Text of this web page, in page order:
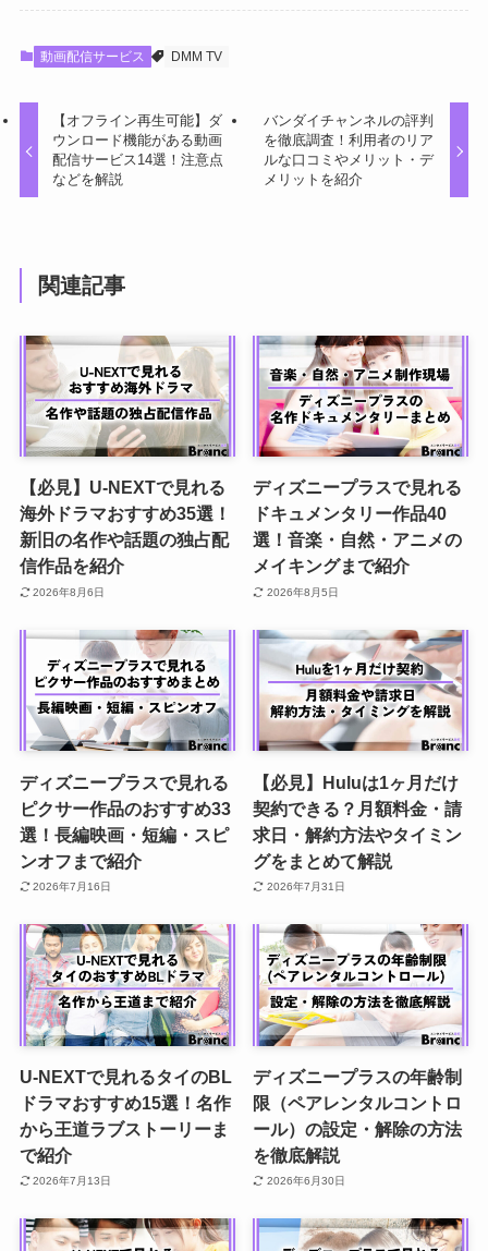
動画配信サービス DMM TV
【オフライン再生可能】ダ
ウンロード機能がある動画
配信サービス14選！注意点
などを解説
バンダイチャンネルの評判
を徹底調査！利用者のリア
ルな口コミやメリット・デ
メリットを紹介
関連記事
【必見】U-NEXTで見れる
海外ドラマおすすめ35選！
新旧の名作や話題の独占配
信作品を紹介
2026年8月6日
ディズニープラスで見れる
ドキュメンタリー作品40
選！音楽・自然・アニメの
メイキングまで紹介
2026年8月5日
ディズニープラスで見れる
ピクサー作品のおすすめ33
選！長編映画・短編・スピ
ンオフまで紹介
2026年7月16日
【必見】Huluは1ヶ月だけ
契約できる？月額料金・請
求日・解約方法やタイミン
グをまとめて解説
2026年7月31日
U-NEXTで見れるタイのBL
ドラマおすすめ15選！名作
から王道ラブストーリーま
で紹介
2026年7月13日
ディズニープラスの年齢制
限（ペアレンタルコントロ
ール）の設定・解除の方法
を徹底解説
2026年6月30日